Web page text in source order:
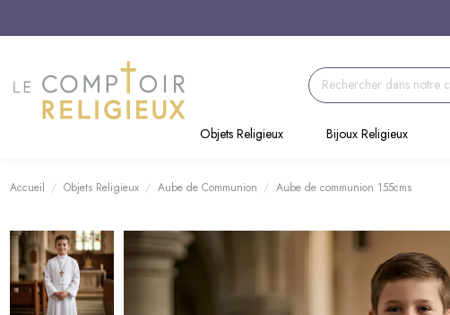
Objets Religieux
Bijoux Religieux
Accueil Objets Religieux Aube de Communion Aube de communion 155cms